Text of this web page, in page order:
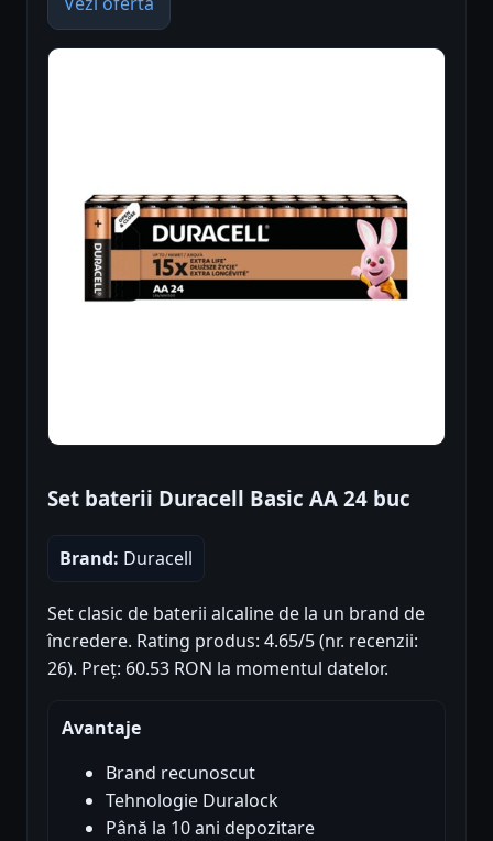
Set baterii Duracell Basic AA 24 buc
Brand: Duracell
Set clasic de baterii alcaline de la un brand de
încredere. Rating produs: 4.65/5 (nr. recenzii:
26). Preț: 60.53 RON la momentul datelor.
Avantaje
Brand recunoscut
Tehnologie Duralock
Până la 10 ani depozitare